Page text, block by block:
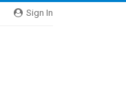
Sign In